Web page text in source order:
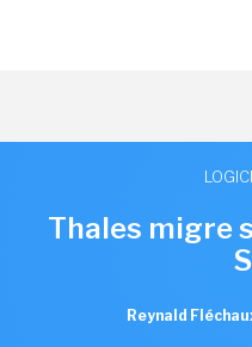
Thales migre
Reynald